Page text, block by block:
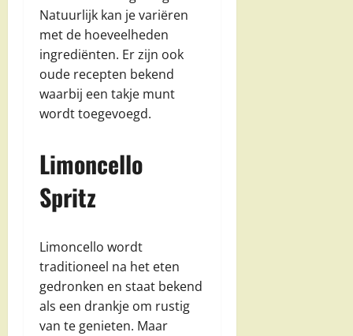
Natuurlijk kan je variëren
met de hoeveelheden
ingrediënten. Er zijn ook
oude recepten bekend
waarbij een takje munt
wordt toegevoegd.
Limoncello
Spritz
Limoncello wordt
traditioneel na het eten
gedronken en staat bekend
als een drankje om rustig
van te genieten. Maar